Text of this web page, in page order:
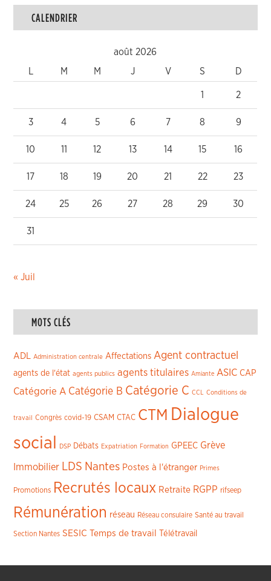
CALENDRIER
août 2026
M M J V S D
1 2
3 4 5 6 7 8 9
10 11 12 13 14 15 16
17 18 19 20 21 22 23
24 25 26 27 28 29 30
31
« Juil
MOTS CLÉS
ADL Administration centrale Affectations Agent contractuel
agents de l'état agents publics agents titulaires Amiante ASIC CAP
Catégorie A Catégorie B Catégorie C CCL Conditions de
travail Congrès covid-19 CSAM CTAC CTM Dialogue
social
DSP Débats Expatriation Formation GPEEC Grève
Immobilier LDS Nantes Postes à l'étranger Primes
Promotions Recrutés locaux Retraite RGPP rifseep
Rémunération réseau Réseau consulaire Santé au travail
Section Nantes SESIC Temps de travail Télétravail